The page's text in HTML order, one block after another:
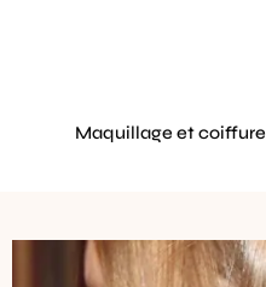
Maquillage et coiffure